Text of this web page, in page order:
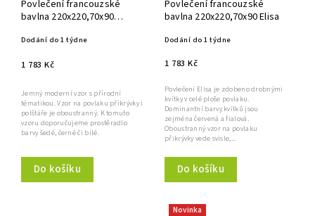
Povlečení francouzské
bavlna 220x220,70x90
Dodání do 1 týdne
1 783 Kč
Do košíku
Jemný moderní vzor s přírodní
tématikou. Vzor na povlaku přikrývky i
polštáře je oboustranný. K tomuto
vzoru doporučujeme prostěradlo
barvy šedé, černé či bílé.
Povlečení francouzské
bavlna 220x220,70x90 Elisa
Dodání do 1 týdne
1 783 Kč
Do košíku
Povlečení Elisa je zdobeno drobnými
kvítky v celé ploše povlaku.
Dominantní barvy kvítků jsou
zejména červená a fialová.
Oboustranný vzor na povlaku
přikrývky vede svisle,...
Novinka